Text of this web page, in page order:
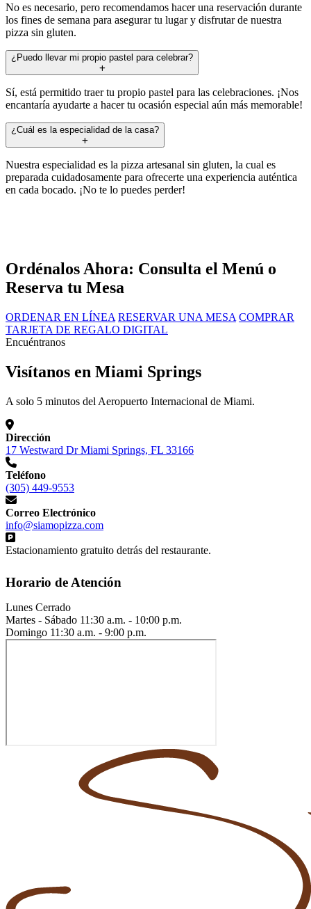
No es necesario, pero recomendamos hacer una reservación durante
los fines de semana para asegurar tu lugar y disfrutar de nuestra
pizza sin gluten.
¿Puedo llevar mi propio pastel para celebrar?
Sí, está permitido traer tu propio pastel para las celebraciones. ¡Nos
encantaría ayudarte a hacer tu ocasión especial aún más memorable!
¿Cuál es la especialidad de la casa?
Nuestra especialidad es la pizza artesanal sin gluten, la cual es
preparada cuidadosamente para ofrecerte una experiencia auténtica
en cada bocado. ¡No te lo puedes perder!
Ordénalos Ahora: Consulta el Menú o
Reserva tu Mesa
ORDENAR EN LÍNEA RESERVAR UNA MESA COMPRAR
TARJETA DE REGALO DIGITAL
Encuéntranos
Visítanos en Miami Springs
A solo 5 minutos del Aeropuerto Internacional de Miami.
Dirección
17 Westward Dr Miami Springs, FL 33166
Teléfono
(305) 449-9553
Correo Electrónico
info@siamopizza.com
Estacionamiento gratuito detrás del restaurante.
Horario de Atención
Lunes Cerrado
Martes - Sábado 11:30 a.m. - 10:00 p.m.
Domingo 11:30 a.m. - 9:00 p.m.